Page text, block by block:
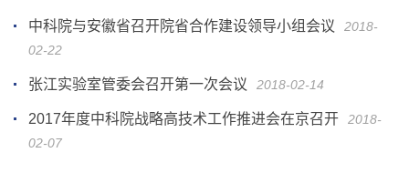
中科院与安徽省召开院省合作建设领导小组会议
2018-
02-22
张江实验室管委会召开第一次会议 2018-02-14
2017年度中科院战略高技术工作推进会在京召开
2018-
02-07